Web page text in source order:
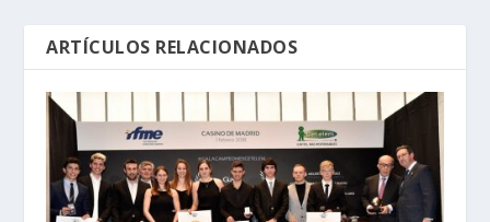
ARTÍCULOS RELACIONADOS